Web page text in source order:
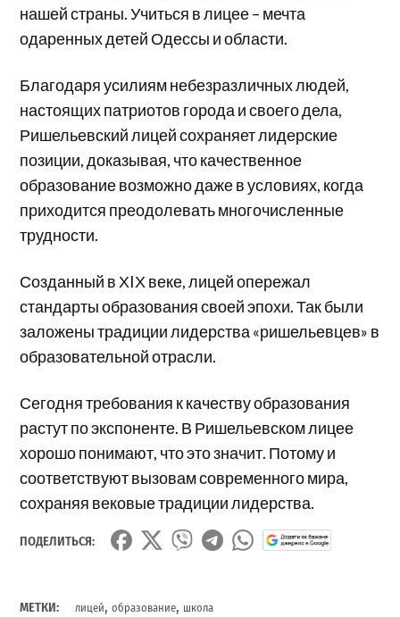
нашей страны. Учиться в лицее – мечта
одаренных детей Одессы и области.
Благодаря усилиям небезразличных людей,
настоящих патриотов города и своего дела,
Ришельевский лицей сохраняет лидерские
позиции, доказывая, что качественное
образование возможно даже в условиях, когда
приходится преодолевать многочисленные
трудности.
Созданный в ХIХ веке, лицей опережал
стандарты образования своей эпохи. Так были
заложены традиции лидерства «ришельевцев» в
образовательной отрасли.
Сегодня требования к качеству образования
растут по экспоненте. В Ришельевском лицее
хорошо понимают, что это значит. Потому и
соответствуют вызовам современного мира,
сохраняя вековые традиции лидерства.
ПОДЕЛИТЬСЯ:
МЕТКИ: лицей,образование, школа